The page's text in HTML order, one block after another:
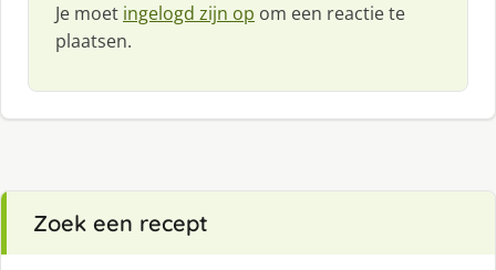
Je moet ingelogd zijn op om een reactie te
plaatsen.
Zoek een recept